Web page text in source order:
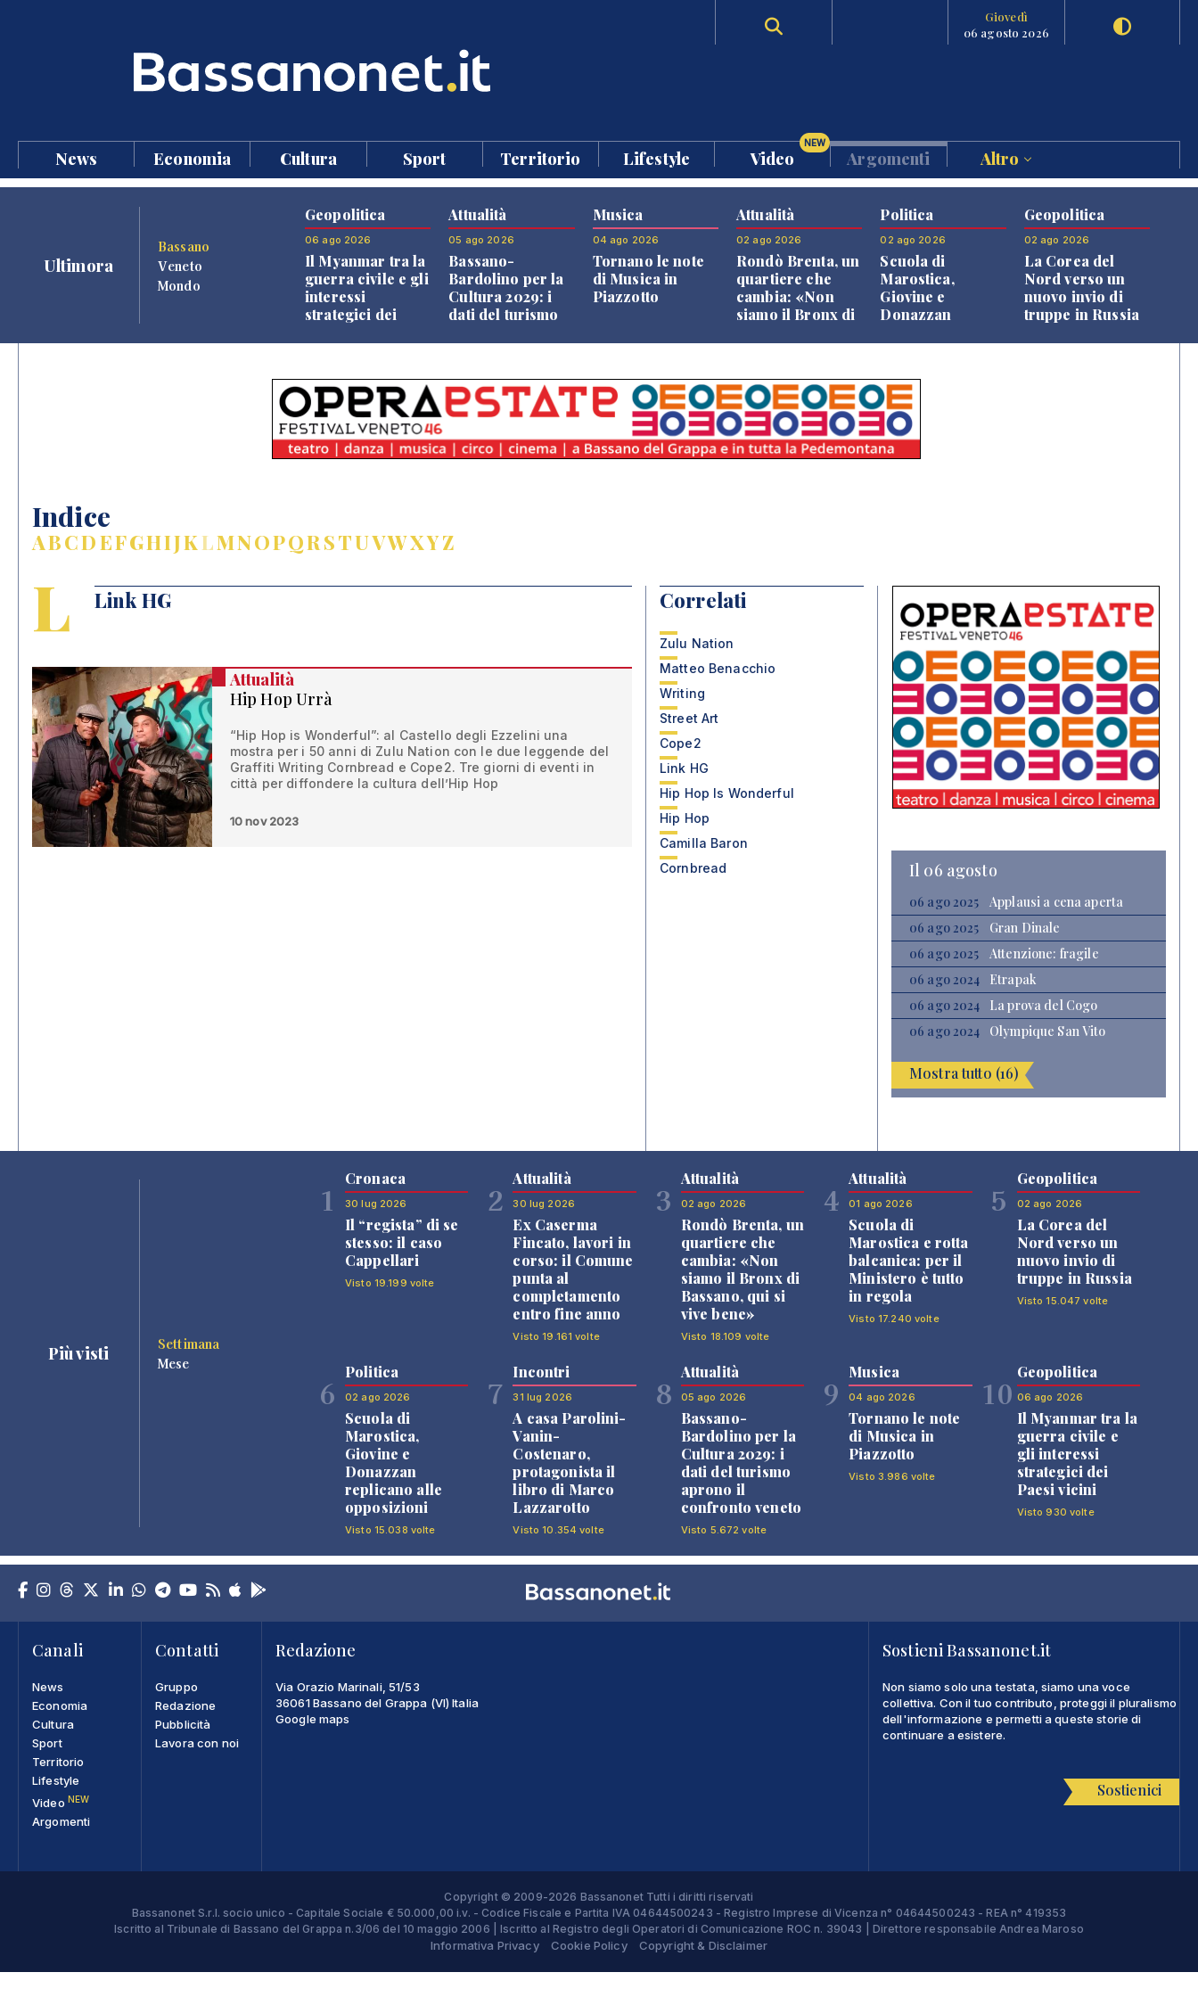
Giovedì
06 agosto 2026
News Economia Cultura Sport Territorio Lifestyle Video
NEW
Argomenti Altro
Ultimora
Bassano
Veneto
Mondo
Geopolitica
06 ago 2026
Il Myanmar tra la
guerra civile e gli
interessi
strategici dei
Attualità
05 ago 2026
Bassano-
Bardolino per la
Cultura 2029: i
dati del turismo
Musica
04 ago 2026
Tornano le note
di Musica in
Piazzotto
Attualità
02 ago 2026
Rondò Brenta, un
quartiere che
cambia: «Non
siamo il Bronx di
Politica
02 ago 2026
Scuola di
Marostica,
Giovine e
Donazzan
Geopolitica
02 ago 2026
La Corea del
Nord verso un
nuovo invio di
truppe in Russia
Indice
ABCDEFGHIJKLMNOPQRSTUVWXYZ
L Link HG
Attualità
Hip Hop Urrà
“Hip Hop is Wonderful”: al Castello degli Ezzelini una
mostra per i 50 anni di Zulu Nation con le due leggende del
Graffiti Writing Cornbread e Cope2. Tre giorni di eventi in
città per diffondere la cultura dell’Hip Hop
10 nov 2023
Correlati
Zulu Nation
Matteo Benacchio
Writing
Street Art
Cope2
Link HG
Hip Hop Is Wonderful
Hip Hop
Camilla Baron
Cornbread
Il 06 agosto
06 ago 2025
Applausi a cena aperta
06 ago 2025
Gran Dinale
06 ago 2025
Attenzione: fragile
06 ago 2024
Etrapak
06 ago 2024
La prova del Cogo
06 ago 2024
Olympique San Vito
Mostra tutto (16)
Più visti
Settimana
Mese
1
Cronaca
30 lug 2026
Il “regista” di se
stesso: il caso
Cappellari
Visto 19.199 volte
2
Attualità
30 lug 2026
Ex Caserma
Fincato, lavori in
corso: il Comune
punta al
completamento
entro fine anno
Visto 19.161 volte
3
Attualità
02 ago 2026
Rondò Brenta, un
quartiere che
cambia: «Non
siamo il Bronx di
Bassano, qui si
vive bene»
Visto 18.109 volte
4
Attualità
01 ago 2026
Scuola di
Marostica e rotta
balcanica: per il
Ministero è tutto
in regola
Visto 17.240 volte
5
Geopolitica
02 ago 2026
La Corea del
Nord verso un
nuovo invio di
truppe in Russia
Visto 15.047 volte
6
Politica
02 ago 2026
Scuola di
Marostica,
Giovine e
Donazzan
replicano alle
opposizioni
Visto 15.038 volte
7
Incontri
31 lug 2026
A casa Parolini-
Vanin-
Costenaro,
protagonista il
libro di Marco
Lazzarotto
Visto 10.354 volte
8
Attualità
05 ago 2026
Bassano-
Bardolino per la
Cultura 2029: i
dati del turismo
aprono il
confronto veneto
Visto 5.672 volte
9
Musica
04 ago 2026
Tornano le note
di Musica in
Piazzotto
Visto 3.986 volte
10
Geopolitica
06 ago 2026
Il Myanmar tra la
guerra civile e
gli interessi
strategici dei
Paesi vicini
Visto 930 volte
Canali
News
Economia
Cultura
Sport
Territorio
Lifestyle
Video NEW
Argomenti
Contatti
Gruppo
Redazione
Pubblicità
Lavora con noi
Redazione
Via Orazio Marinali, 51/53
36061 Bassano del Grappa (VI) Italia
Google maps
Sostieni Bassanonet.it
Non siamo solo una testata, siamo una voce
collettiva. Con il tuo contributo, proteggi il pluralismo
dell'informazione e permetti a queste storie di
continuare a esistere.
Sostienici
Copyright © 2009-2026 Bassanonet Tutti i diritti riservati
Bassanonet S.r.l. socio unico - Capitale Sociale € 50.000,00 i.v. - Codice Fiscale e Partita IVA 04644500243 - Registro Imprese di Vicenza n° 04644500243 - REA n° 419353
Iscritto al Tribunale di Bassano del Grappa n.3/06 del 10 maggio 2006 | Iscritto al Registro degli Operatori di Comunicazione ROC n. 39043 | Direttore responsabile Andrea Maroso
Informativa Privacy Cookie Policy Copyright & Disclaimer